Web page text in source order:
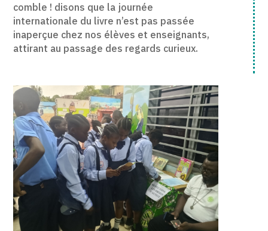
comble ! disons que la journée
internationale du livre n’est pas passée
inaperçue chez nos élèves et enseignants,
attirant au passage des regards curieux.